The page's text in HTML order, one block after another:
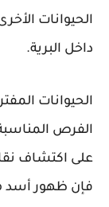
الحيوانات
داخل البرية.
الحيوانات
الفرص
على اكتشاف
فإن ظهور أسد